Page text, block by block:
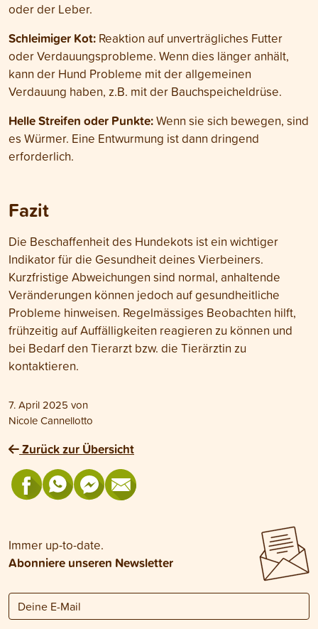
oder der Leber.
Schleimiger Kot: Reaktion auf unverträgliches Futter
oder Verdauungsprobleme. Wenn dies länger anhält,
kann der Hund Probleme mit der allgemeinen
Verdauung haben, z.B. mit der Bauchspeicheldrüse.
Helle Streifen oder Punkte:Wenn sie sich bewegen, sind
es Würmer. Eine Entwurmung ist dann dringend
erforderlich.
Fazit
Die Beschaffenheit des Hundekots ist ein wichtiger
Indikator für die Gesundheit deines Vierbeiners.
Kurzfristige Abweichungen sind normal, anhaltende
Veränderungen können jedoch auf gesundheitliche
Probleme hinweisen. Regelmässiges Beobachten hilft,
frühzeitig auf Auffälligkeiten reagieren zu können und
bei Bedarf den Tierarzt bzw. die Tierärztin zu
kontaktieren.
7. April 2025 von
Nicole Cannellotto
Zurück zur Übersicht
Immer up-to-date.
Abonniere unseren Newsletter